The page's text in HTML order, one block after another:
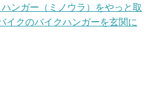
ンガー（ミノウラ）をやっと取
イクのバイクハンガーを玄関に